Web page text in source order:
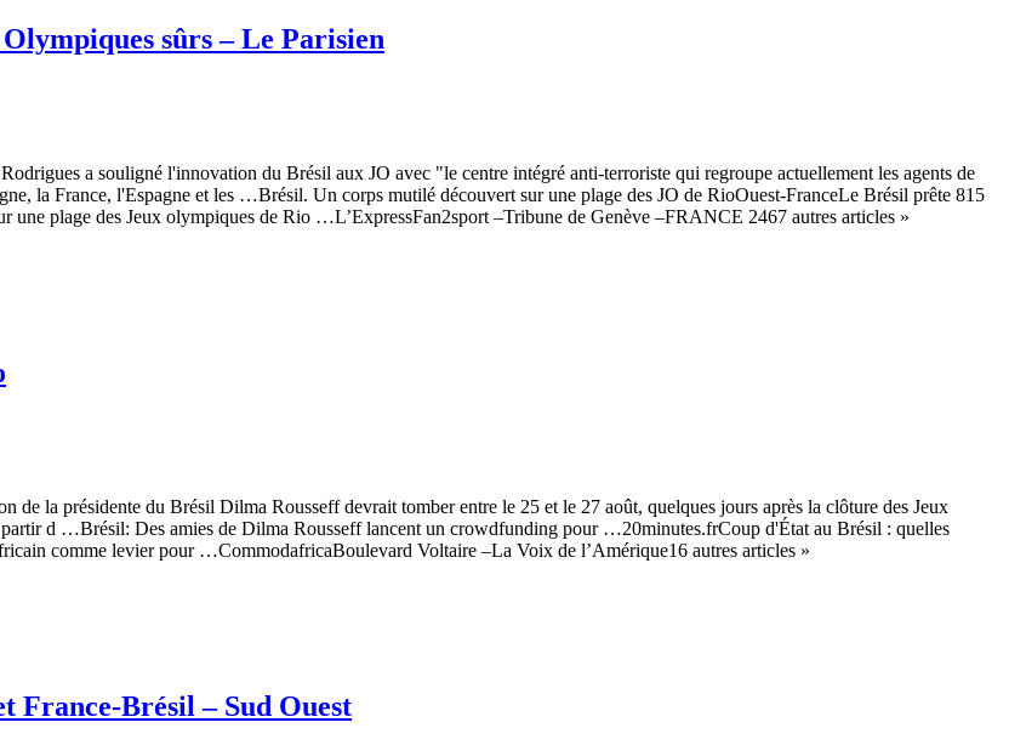
sûrs – Le Parisien
a souligné l'innovation du Brésil aux JO avec "le centre intégré anti-terroriste qui regroupe actuellement les agents de
la France, l'Espagne et les …Brésil. Un corps mutilé découvert sur une plage des JO de RioOuest-FranceLe Brésil prête 815
une plage des Jeux olympiques de Rio …L’ExpressFan2sport –Tribune de Genève –FRANCE 2467 autres articles »
la présidente du Brésil Dilma Rousseff devrait tomber entre le 25 et le 27 août, quelques jours après la clôture des Jeux
d …Brésil: Des amies de Dilma Rousseff lancent un crowdfunding pour …20minutes.frCoup d'État au Brésil : quelles
comme levier pour …CommodafricaBoulevard Voltaire –La Voix de l’Amérique16 autres articles »
France-Brésil – Sud Ouest